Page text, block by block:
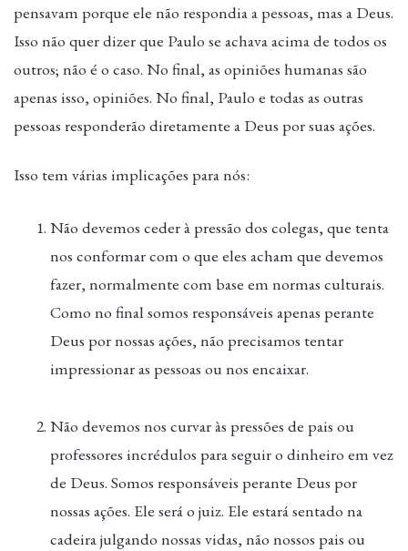
pensavam porque ele não respondia a pessoas, mas a Deus.
Isso não quer dizer que Paulo se achava acima de todos os
outros; não é o caso. No final, as opiniões humanas são
apenas isso, opiniões. No final, Paulo e todas as outras
pessoas responderão diretamente a Deus por suas ações.
Isso tem várias implicações para nós:
Não devemos ceder à pressão dos colegas, que tenta
nos conformar com o que eles acham que devemos
fazer, normalmente com base em normas culturais.
Como no final somos responsáveis apenas perante
Deus por nossas ações, não precisamos tentar
impressionar as pessoas ou nos encaixar.
Não devemos nos curvar às pressões de pais ou
professores incrédulos para seguir o dinheiro em vez
de Deus. Somos responsáveis perante Deus por
nossas ações. Ele será o juiz. Ele estará sentado na
cadeira julgando nossas vidas, não nossos pais ou